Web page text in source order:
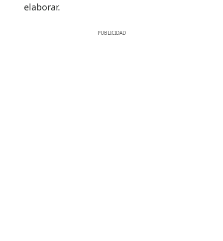
elaborar.